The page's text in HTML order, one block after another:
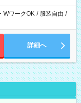
WワークOK / 服装自由 /
詳細へ